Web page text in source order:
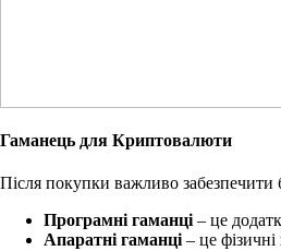
Гаманець для Криптовалюти
Після покупки важливо
Програмні гаманці– це
Апаратні гаманці– це фізичні